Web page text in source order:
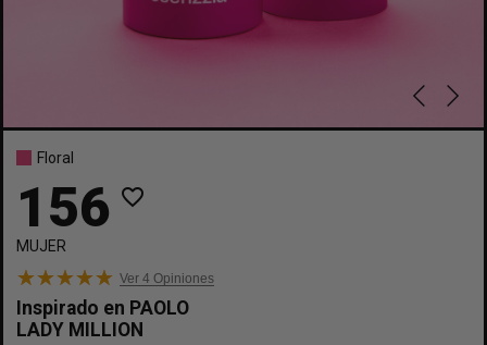
Floral
156 favorite_border
MUJER
Ver 4 Opiniones
Inspirado en PAOLO
LADY MILLION